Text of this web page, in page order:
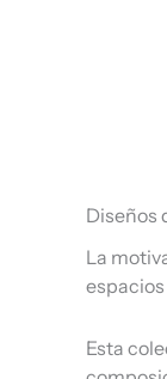
Diseños
La
Esta